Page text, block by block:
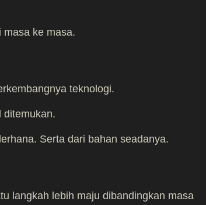
masa ke masa.
teknologi.
ditemukan.
Serta dari bahan seadanya.
langkah lebih maju dibandingkan masa